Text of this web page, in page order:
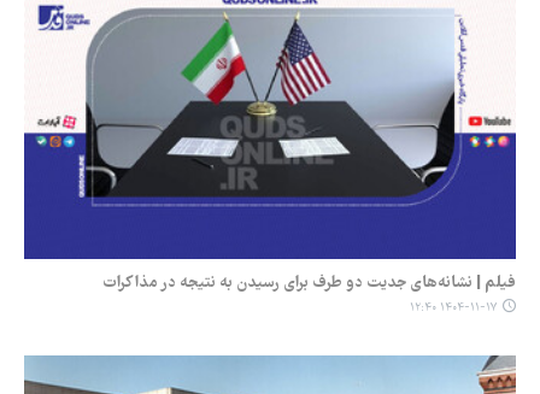
فیلم | نشانه‌های جدیت دو طرف برای رسیدن به نتیجه در مذاکرات
۱۴۰۴-۱۱-۱۷ ۱۲:۴۰